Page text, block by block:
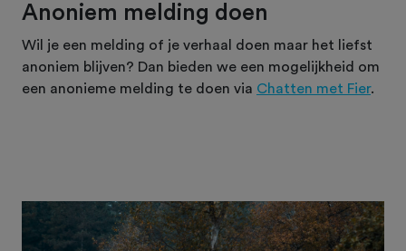
Anoniem melding doen
Wil je een melding of je verhaal doen maar het liefst
anoniem blijven? Dan bieden we een mogelijkheid om
een anonieme melding te doen via Chatten met Fier.